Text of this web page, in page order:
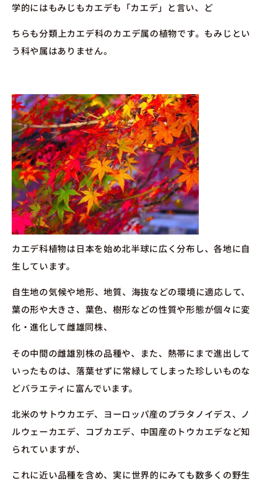
学的にはもみじもカエデも「カエデ」と言い、ど
ちらも分類上カエデ科のカエデ属の植物です。もみじとい
う科や属はありません。
カエデ科植物は日本を始め北半球に広く分布し、各地に自
生しています。
自生地の気候や地形、地質、海抜などの環境に適応して、
葉の形や大きさ、葉色、樹形などの性質や形態が個々に変
化・進化して雌雄同株、
その中間の雌雄別株の品種や、また、熱帯にまで進出して
いったものは、落葉せずに常緑してしまった珍しいものな
どバラエティに富んでいます。
北米のサトウカエデ、ヨーロッパ産のプラタノイデス、ノ
ルウェーカエデ、コブカエデ、中国産のトウカエデなど知
られていますが、
これに近い品種を含め、実に世界的にみても数多くの野生